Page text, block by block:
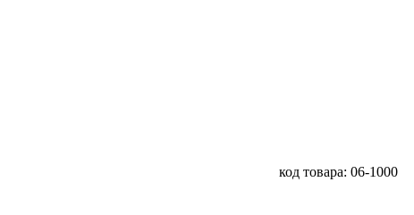
код товара: 06-1000